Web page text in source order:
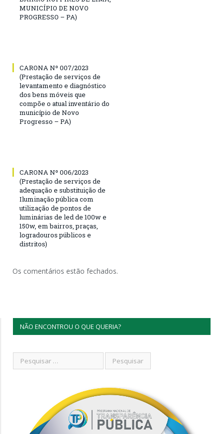
MUNICÍPIO DE NOVO
PROGRESSO – PA)
CARONA Nº 007/2023
(Prestação de serviços de
levantamento e diagnóstico
dos bens móveis que
compõe o atual inventário do
município de Novo
Progresso – PA)
CARONA Nº 006/2023
(Prestação de serviços de
adequação e substituição de
Iluminação pública com
utilização de pontos de
luminárias de led de 100w e
150w, em bairros, praças,
logradouros públicos e
distritos)
Os comentários estão fechados.
NÃO ENCONTROU O QUE QUERIA?